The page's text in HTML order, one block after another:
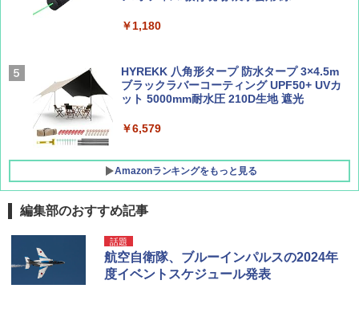
イド ブラックコーティング フルクローズ メ
ッシュ 4人用 簡単設置 ポップアップテント P
ATCW-150B エクルベージュ
￥-
￥1,180
HYREKK 八角形タープ 防水タープ 3×4.5m
ブラックラバーコーティング UPF50+ UVカ
ット 5000mm耐水圧 210D生地 遮光
￥6,579
Amazonランキングをもっと見る
編集部のおすすめ記事
話題
航空自衛隊、ブルーインパルスの2024年
度イベントスケジュール発表